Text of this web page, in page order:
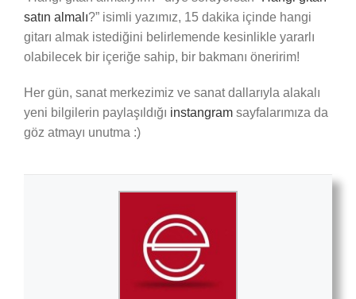
satın almalı?” isimli yazımız, 15 dakika içinde hangi
gitarı almak istediğini belirlemende kesinlikle yararlı
olabilecek bir içeriğe sahip, bir bakmanı öneririm!
Her gün, sanat merkezimiz ve sanat dallarıyla alakalı
yeni bilgilerin paylaşıldığı instangram sayfalarımıza da
göz atmayı unutma :)